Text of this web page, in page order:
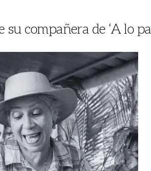
compañera de ‘A lo